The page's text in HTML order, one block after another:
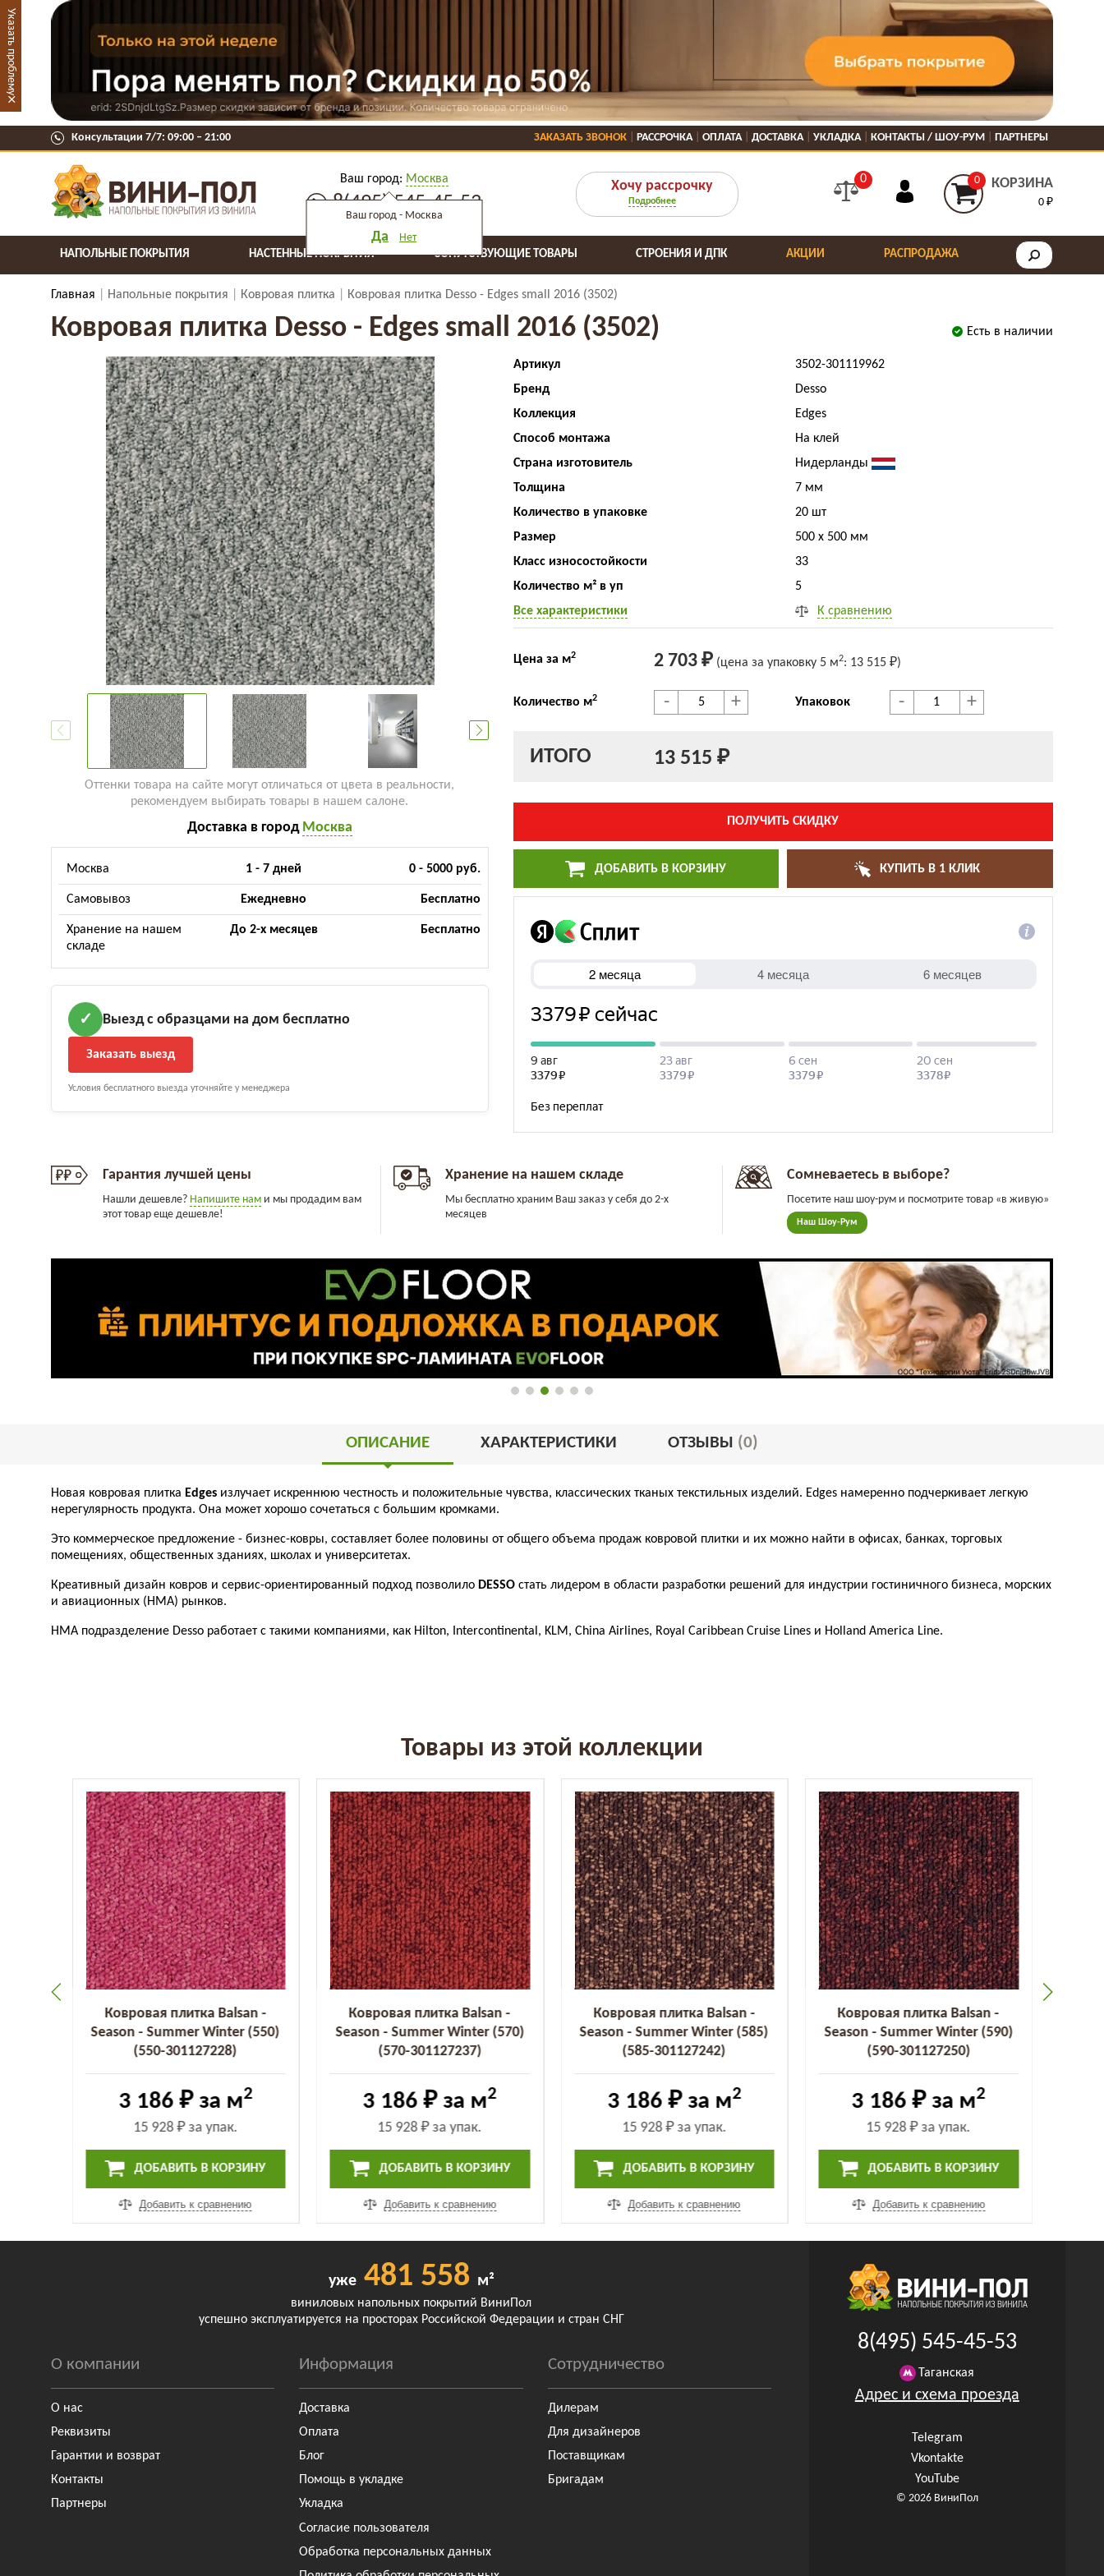
Консультации 7/7: 09:00 ‒ 21:00 ЗАКАЗАТЬ ЗВОНОК РАССРОЧКА ОПЛАТА ДОСТАВКА УКЛАДКА КОНТАКТЫ / ШОУ-РУМ ПАРТНЕРЫ
Ваш город: Москва
Ваш город - Москва
Да Нет
8(495) 545-45-53
Хочу рассрочку
Подробнее
0 0 КОРЗИНА
0 ₽
НАПОЛЬНЫЕ ПОКРЫТИЯ НАСТЕННЫЕ ПОКРЫТИЯ СОПУТСТВУЮЩИЕ ТОВАРЫ РАСПРОДАЖА
СТРОЕНИЯ И ДПК АКЦИИ
Главная Напольные покрытия Ковровая плитка Ковровая плитка Desso - Edges small 2016 (3502)
Есть в наличии
Ковровая плитка Desso - Edges small 2016 (3502)
Оттенки товара на сайте могут отличаться от цвета в реальности,
рекомендуем выбирать товары в нашем салоне.
Доставка в город Москва
Москва 1 - 7 дней 0 - 5000 руб.
Самовывоз Ежедневно Бесплатно
Хранение на нашем
складе
До 2-х месяцев Бесплатно
✓ Выезд с образцами на дом бесплатно
Заказать выезд
Условия бесплатного выезда уточняйте у менеджера
Артикул
3502-301119962
Бренд
Desso
Коллекция
Edges
Способ монтажа
На клей
Страна изготовитель
Нидерланды
Толщина
7 мм
Количество в упаковке
20 шт
Размер
500 x 500 мм
Класс износостойкости
33
Количество м² в уп
5
Все характеристики
К сравнению
Цена за м2 2 703 ₽ (цена за упаковку 5 м2: 13 515 ₽)
Количество м2 - + Упаковок - +
ИТОГО 13 515 ₽
ПОЛУЧИТЬ СКИДКУ
ДОБАВИТЬ В КОРЗИНУ КУПИТЬ В 1 КЛИК
Гарантия лучшей цены
Нашли дешевле? Напишите нам и мы продадим вам
этот товар еще дешевле!
Хранение на нашем складе
Мы бесплатно храним Ваш заказ у себя до 2-х
месяцев
Сомневаетесь в выборе?
Посетите наш шоу-рум и посмотрите товар «в живую»
Наш Шоу-Рум
ОПИСАНИЕ ХАРАКТЕРИСТИКИ ОТЗЫВЫ (0)
Новая ковровая плитка Edges излучает искреннюю честность и положительные чувства, классических тканых текстильных изделий. Edges намеренно подчеркивает легкую
нерегулярность продукта. Она может хорошо сочетаться с большим кромками.
Это коммерческое предложение - бизнес-ковры, составляет более половины от общего объема продаж ковровой плитки и их можно найти в офисах, банках, торговых
помещениях, общественных зданиях, школах и университетах.
Креативный дизайн ковров и сервис-ориентированный подход позволило DESSO стать лидером в области разработки решений для индустрии гостиничного бизнеса, морских
и авиационных (НМА) рынков.
HMA подразделение Desso работает с такими компаниями, как Hilton, Intercontinental, KLM, China Airlines, Royal Caribbean Cruise Lines и Holland America Line.
Товары из этой коллекции
Ковровая плитка Balsan -
Season - Summer Winter (550)
(550-301127228)
3 186 ₽за м2
15 928 ₽за упак.
ДОБАВИТЬ В КОРЗИНУ
Добавить к сравнению
Ковровая плитка Balsan -
Season - Summer Winter (570)
(570-301127237)
3 186 ₽за м2
15 928 ₽за упак.
ДОБАВИТЬ В КОРЗИНУ
Добавить к сравнению
Ковровая плитка Balsan -
Season - Summer Winter (585)
(585-301127242)
3 186 ₽за м2
15 928 ₽за упак.
ДОБАВИТЬ В КОРЗИНУ
Добавить к сравнению
Ковровая плитка Balsan -
Season - Summer Winter (590)
(590-301127250)
3 186 ₽за м2
15 928 ₽за упак.
ДОБАВИТЬ В КОРЗИНУ
Добавить к сравнению
уже481 558 м²
виниловых напольных покрытий ВиниПол
успешно эксплуатируется на просторах Российской Федерации и стран СНГ
О компании
О нас
Реквизиты
Гарантии и возврат
Контакты
Партнеры
Информация
Доставка
Оплата
Блог
Помощь в укладке
Укладка
Согласие пользователя
Обработка персональных данных
Сотрудничество
Дилерам
Для дизайнеров
Поставщикам
Бригадам
8(495) 545-45-53
Таганская
Адрес и схема проезда
Telegram
Vkontakte
YouTube
© 2026 ВиниПол
Указать проблему
×